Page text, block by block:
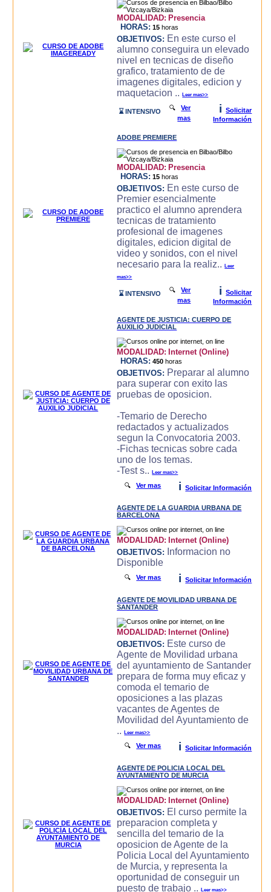
MODALIDAD: Presencia
HORAS: 15 horas
OBJETIVOS: En este curso el
alumno conseguira un elevado
nivel en tecnicas de diseño
grafico, tratamiento de de
imagenes digitales, edicion y
maquetacion ..Leer mas>>
⌛ INTENSIVO 🔍Ver
mas
i
Solicitar
Información
ADOBE PREMIERE
MODALIDAD: Presencia
HORAS: 15 horas
OBJETIVOS: En este curso de
Premier esencialmente
practico el alumno aprendera
tecnicas de tratamiento
profesional de imagenes
digitales, edicion digital de
video y sonidos, con el nivel
necesario para la realiz..Leer
mas>>
⌛ INTENSIVO 🔍Ver
mas
i
Solicitar
Información
AGENTE DE JUSTICIA: CUERPO DE
AUXILIO JUDICIAL
MODALIDAD: Internet (Online)
HORAS: 450 horas
OBJETIVOS: Preparar al alumno
para superar con exito las
pruebas de oposicion.
-Temario de Derecho
redactados y actualizados
segun la Convocatoria 2003.
-Fichas tecnicas sobre cada
uno de los temas.
-Test s..Leer mas>>
🔍Ver mas i Solicitar Información
AGENTE DE LA GUARDIA URBANA DE
BARCELONA
MODALIDAD: Internet (Online)
OBJETIVOS:
Informacion no
Disponible
🔍Ver mas i Solicitar Información
AGENTE DE MOVILIDAD URBANA DE
SANTANDER
MODALIDAD: Internet (Online)
OBJETIVOS: Este curso de
Agente de Movilidad urbana
del ayuntamiento de Santander
prepara de forma muy eficaz y
comoda el temario de
oposiciones a las plazas
vacantes de Agentes de
Movilidad del Ayuntamiento de
..Leer mas>>
🔍Ver mas i Solicitar Información
AGENTE DE POLICIA LOCAL DEL
AYUNTAMIENTO DE MURCIA
MODALIDAD: Internet (Online)
OBJETIVOS: El curso permite la
preparacion completa y
sencilla del temario de la
oposicion de Agente de la
Policia Local del Ayuntamiento
de Murcia, y representa la
oportunidad de conseguir un
puesto de trabajo ..Leer mas>>